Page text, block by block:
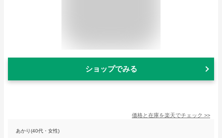
ショップでみる
価格と在庫を楽天でチェック >>
あかり(40代・女性)